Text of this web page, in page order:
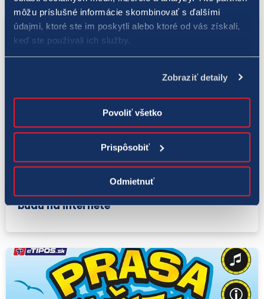
môžu príslušné informácie skombinovať s ďalšími
údajmi, ktoré ste im poskytli alebo ktoré od vás získali,
keď ste používali ich služby.
Zobraziť detaily
Povoliť všetko
Prispôsobiť
Odmietnuť
Ak prasiatka nenájdeš v predajni, určite
budú na internete